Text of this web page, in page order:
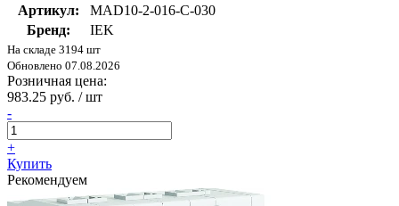
Артикул:
MAD10-2-016-C-030
Бренд:
IEK
На складе 3194 шт
Обновлено 07.08.2026
Розничная цена:
983.25 руб. / шт
-
+
Купить
Рекомендуем